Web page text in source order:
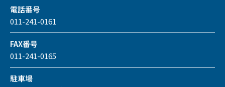
電話番号
011-241-0161
FAX番号
011-241-0165
駐車場